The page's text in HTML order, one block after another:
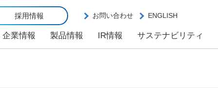
採用情報 お問い合わせ ENGLISH
企業情報 製品情報 IR情報 サステナビリティ